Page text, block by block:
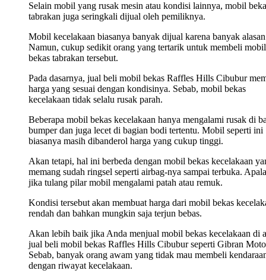
Selain mobil yang rusak mesin atau kondisi lainnya, mobil
tabrakan juga seringkali dijual oleh pemiliknya.
Mobil kecelakaan biasanya banyak dijual karena banyak
Namun, cukup sedikit orang yang tertarik untuk membeli mobil
bekas tabrakan tersebut.
Pada dasarnya, jual beli mobil bekas Raffles Hills Cibubur
harga yang sesuai dengan kondisinya. Sebab, mobil bekas
kecelakaan tidak selalu rusak parah.
Beberapa mobil bekas kecelakaan hanya mengalami rusak di
bumper dan juga lecet di bagian bodi tertentu. Mobil seperti ini
biasanya masih dibanderol harga yang cukup tinggi.
Akan tetapi, hal ini berbeda dengan mobil bekas kecelakaan
memang sudah ringsel seperti airbag-nya sampai terbuka.
jika tulang pilar mobil mengalami patah atau remuk.
Kondisi tersebut akan membuat harga dari mobil bekas
rendah dan bahkan mungkin saja terjun bebas.
Akan lebih baik jika Anda menjual mobil bekas kecelakaan di
jual beli mobil bekas Raffles Hills Cibubur seperti Gibran
Sebab, banyak orang awam yang tidak mau membeli
dengan riwayat kecelakaan.